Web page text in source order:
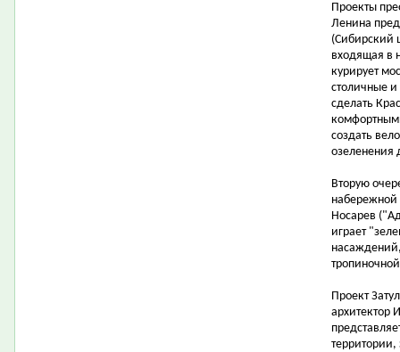
Проекты
Ленина
(Сибирский
входящая в
курирует
столичные
сделать
создать
озеленения
Вторую
набережной
Носарев
играет
Проект
архитектор